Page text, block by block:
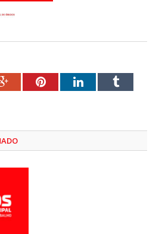
Google+PinterestLinkedInTumblr